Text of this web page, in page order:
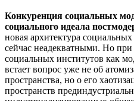
Конкуренция социальных
социального идеала
новая архитектура
сейчас неадекватными. Но
социальных институтов как
встает вопрос уже не об
пространства, но о его
пространств